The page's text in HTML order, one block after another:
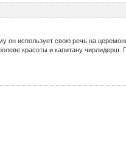
он использует свою речь на
красоты и капитану чирлидерш.